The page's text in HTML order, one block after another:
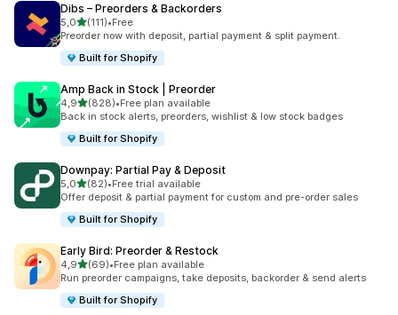
Dibs – Preorders & Backorders
5,0stelle su 5
(111)
111 recensioni totali
•Free
Preorder now with deposit, partial payment & split payment.
Built for Shopify
Amp Back in Stock | Preorder
4,9stelle su 5
(828)
828 recensioni totali
•Free plan available
Back in stock alerts, preorders, wishlist & low stock badges
Built for Shopify
Downpay: Partial Pay & Deposit
5,0stelle su 5
(82)
82 recensioni totali
•Free trial available
Offer deposit & partial payment for custom and pre-order sales
Built for Shopify
Early Bird: Preorder & Restock
4,9stelle su 5
(69)
69 recensioni totali
•Free plan available
Run preorder campaigns, take deposits, backorder & send alerts
Built for Shopify